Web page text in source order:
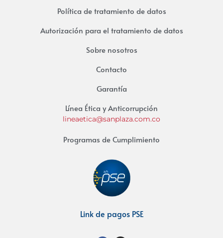
Política de tratamiento de datos
Autorización para el tratamiento de datos
Sobre nosotros
Contacto
Garantía
Línea Ética y Anticorrupción
lineaetica@sanplaza.com.co
Programas de Cumplimiento
Link de pagos PSE